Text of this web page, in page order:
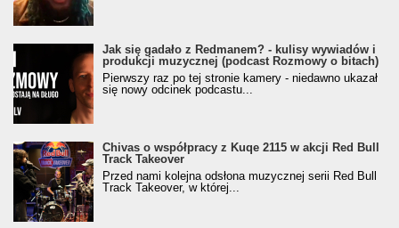
Jak się gadało z Redmanem? - kulisy wywiadów i
produkcji muzycznej (podcast Rozmowy o bitach)
Pierwszy raz po tej stronie kamery - niedawno ukazał
się nowy odcinek podcastu...
Chivas o współpracy z Kuqe 2115 w akcji Red Bull
Track Takeover
Przed nami kolejna odsłona muzycznej serii Red Bull
Track Takeover, w której...